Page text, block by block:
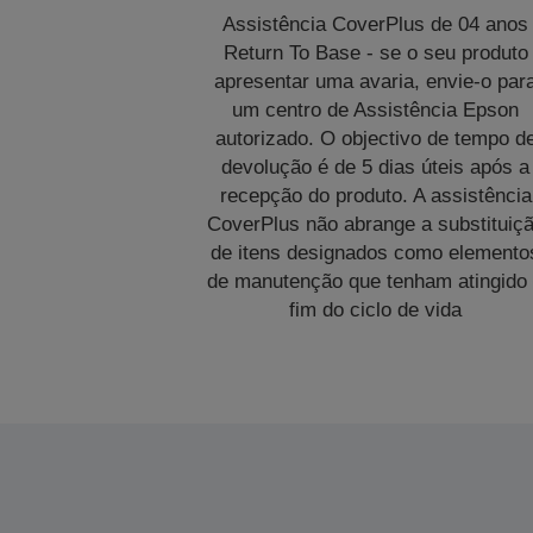
Assistência CoverPlus de 04 anos
Return To Base - se o seu produto
apresentar uma avaria, envie-o
um centro de Assistência Epson
autorizado. O objectivo de tempo
devolução é de 5 dias úteis após a
recepção do produto. A assistência
CoverPlus não abrange a
de itens designados como
de manutenção que tenham atingido
fim do ciclo de vida